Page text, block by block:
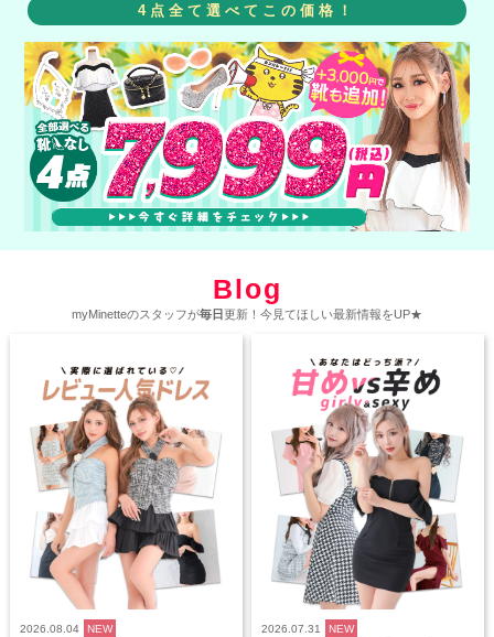
4点全て選べてこの価格！
Blog
myMinetteのスタッフが毎日 更新！今見てほしい最新情報をUP★
2026.08.04 NEW 2026.07.31 NEW